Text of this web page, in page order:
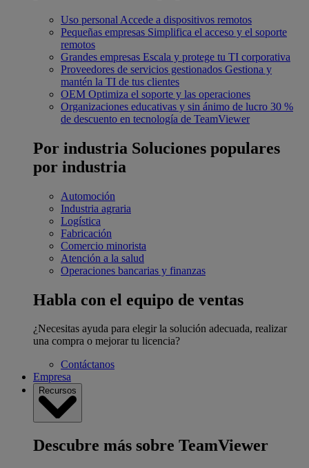
Uso personal Accede a dispositivos remotos
Pequeñas empresas Simplifica el acceso y el soporte
remotos
Grandes empresas Escala y protege tu TI corporativa
Proveedores de servicios gestionados Gestiona y
mantén la TI de tus clientes
OEM Optimiza el soporte y las operaciones
Organizaciones educativas y sin ánimo de lucro 30 %
de descuento en tecnología de TeamViewer
Por industria Soluciones populares
por industria
Automoción
Industria agraria
Logística
Fabricación
Comercio minorista
Atención a la salud
Operaciones bancarias y finanzas
Habla con el equipo de ventas
¿Necesitas ayuda para elegir la solución adecuada, realizar
una compra o mejorar tu licencia?
Contáctanos
Empresa
Recursos
Descubre más sobre TeamViewer